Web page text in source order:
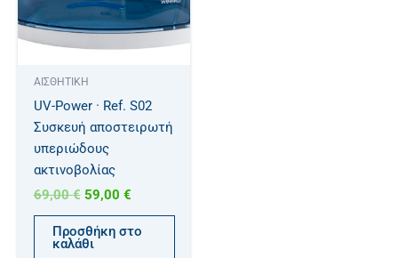
ΑΙΣΘΗΤΙΚΗ
UV-Power · Ref. S02
Συσκευή αποστειρωτή
υπεριώδους
ακτινοβολίας
69,00€ 59,00 €
Προσθήκη στο
καλάθι